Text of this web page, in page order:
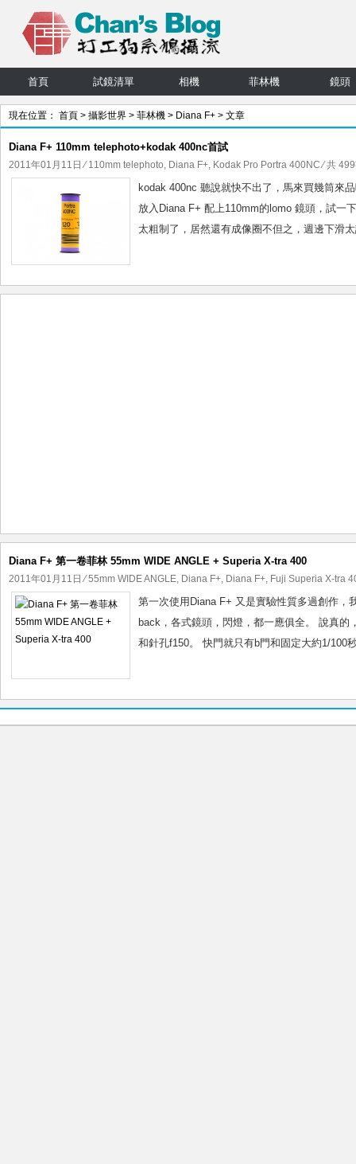
首頁 試鏡清單 相機 菲林機 鏡頭
現在位置： 首頁 > 攝影世界 > 菲林機 > Diana F+ > 文章
Diana F+ 110mm telephoto+kodak 400nc首試
2011年01月11日 ⁄110mm telephoto, Diana F+, Kodak Pro Portra 400NC⁄ 共
kodak 400nc 聽說就快不出了，馬來買幾筒來
放入Diana F+ 配上110mm的lomo 鏡頭，試一
太粗制了，居然還有成像圈不但之，週邊下滑
Diana F+ 第一卷菲林 55mm WIDE ANGLE + Superia X-tra 400
2011年01月11日 ⁄55mm WIDE ANGLE, Diana F+, Diana F+, Fuji Superia X-tra
第一次使用Diana F+ 又是實驗性質多過創作，
back，各式鏡頭，閃燈，都一應俱全。 說真
和針孔f150。 快門就只有b門和固定大約1/100